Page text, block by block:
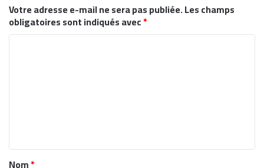
Votre adresse e-mail ne sera pas publiée.Les champs
obligatoires sont indiqués avec*
t